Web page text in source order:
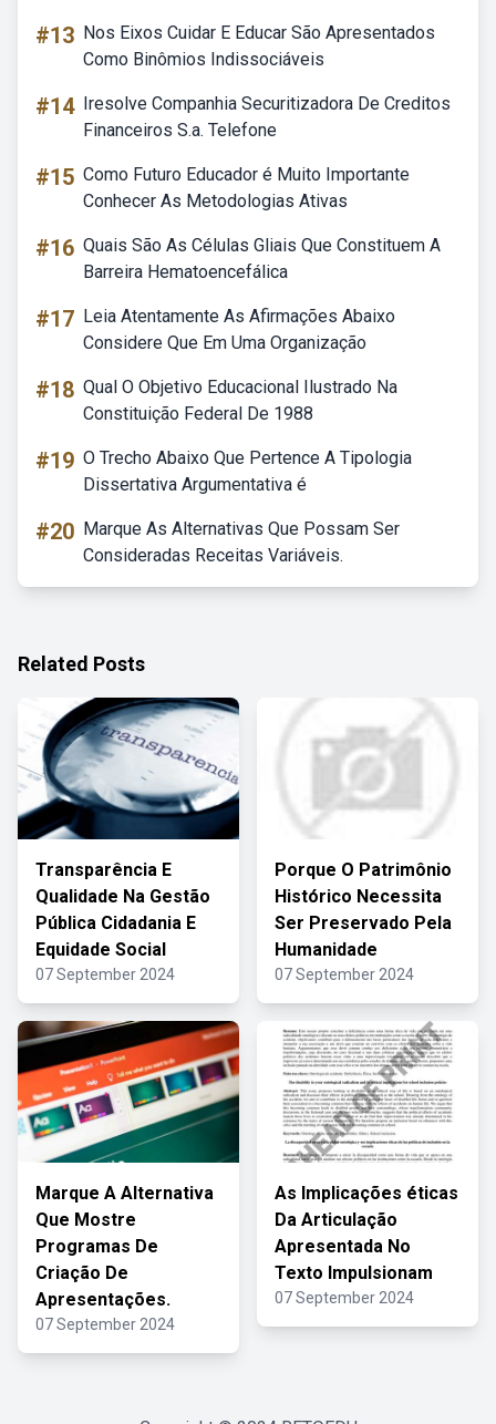
#13 Nos Eixos Cuidar E Educar São Apresentados
Como Binômios Indissociáveis
#14 Iresolve Companhia Securitizadora De Creditos
Financeiros S.a. Telefone
#15 Como Futuro Educador é Muito Importante
Conhecer As Metodologias Ativas
#16 Quais São As Células Gliais Que Constituem A
Barreira Hematoencefálica
#17 Leia Atentamente As Afirmações Abaixo
Considere Que Em Uma Organização
#18 Qual O Objetivo Educacional Ilustrado Na
Constituição Federal De 1988
#19 O Trecho Abaixo Que Pertence A Tipologia
Dissertativa Argumentativa é
#20 Marque As Alternativas Que Possam Ser
Consideradas Receitas Variáveis.
Related Posts
Transparência E
Qualidade Na Gestão
Pública Cidadania E
Equidade Social
07 September 2024
Porque O Patrimônio
Histórico Necessita
Ser Preservado Pela
Humanidade
07 September 2024
Marque A Alternativa
Que Mostre
Programas De
Criação De
Apresentações.
07 September 2024
As Implicações éticas
Da Articulação
Apresentada No
Texto Impulsionam
07 September 2024